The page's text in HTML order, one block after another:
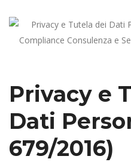
Privacy e
Dati
679/2016)